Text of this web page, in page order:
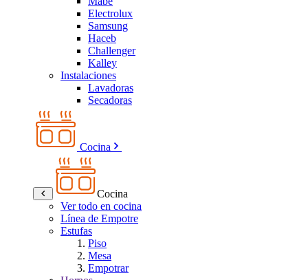
Electrolux
Samsung
Haceb
Challenger
Kalley
Instalaciones
Lavadoras
Secadoras
Cocina
Cocina
Ver todo en cocina
Línea de Empotre
Estufas
Piso
Mesa
Empotrar